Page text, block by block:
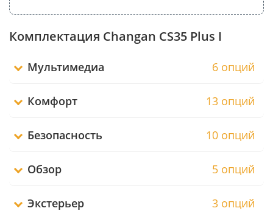
Комплектация Changan CS35 Plus I
Мультимедиа 6 опций
Комфорт 13 опций
Безопасность 10 опций
Обзор 5 опций
Экстерьер 3 опций